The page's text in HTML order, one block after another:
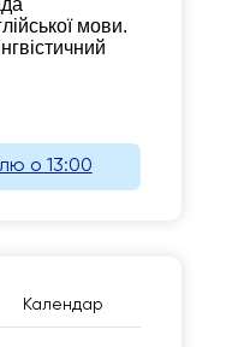
мови.
о 13:00
Календар